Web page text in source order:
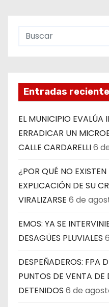
Entradas
EL MUNICIPIO EVALÚA
ERRADICAR UN
CALLE CARDARELLI6
¿POR QUÉ NO
EXPLICACIÓN DE SU
VIRALIZARSE 6 de
EMOS: YA SE
DESAGÜES PLUVIALES
DESPEÑADEROS: FPA
PUNTOS DE VENTA DE
DETENIDOS 6 de